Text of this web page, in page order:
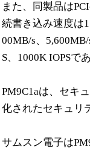
また、同製品は
続書き込み速度は
00MB/s、
S、1000K IOPSであ
PM9C1aは、セキ
化されたセキュリ
サムスン電子は